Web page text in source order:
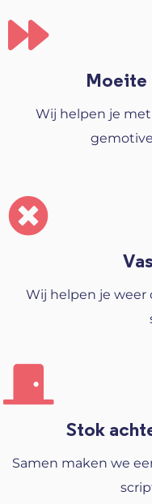
Moeite
Wij helpen je
Wij helpen je weer
Stok
Samen maken we